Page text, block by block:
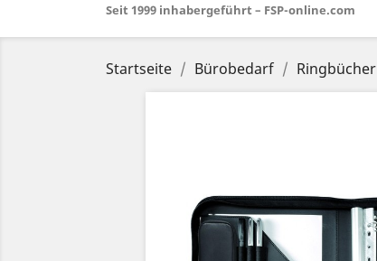
Seit 1999 inhabergeführt – FSP-online.com
Startseite Bürobedarf Ringbücher